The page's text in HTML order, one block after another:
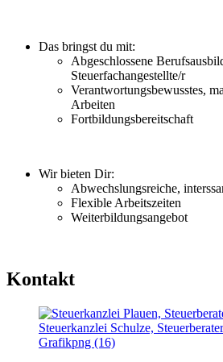
Das bringst du mit:
Abgeschlossene
Steuerfachangestellte/r
Verantwortungsbewusstes,
Arbeiten
Fortbildungsbereitschaft
Wir bieten Dir:
Abwechslungsreiche,
Flexible Arbeitszeiten
Weiterbildungsangebot
Kontakt